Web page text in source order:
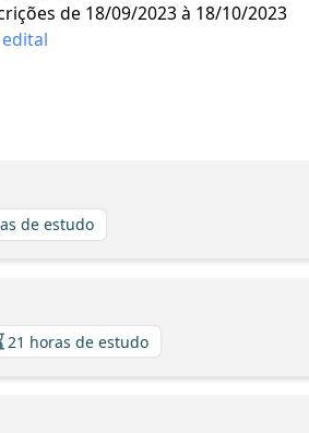
de 18/09/2023 à 18/10/2023
de estudo
21 horas de estudo